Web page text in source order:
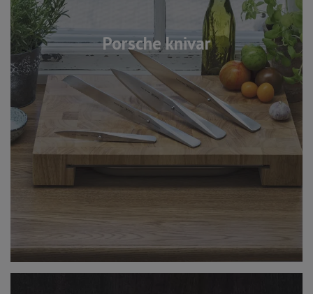
Porsche knivar